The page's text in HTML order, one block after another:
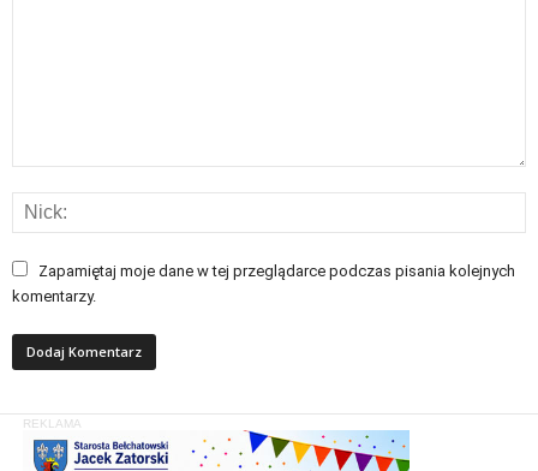
Zapamiętaj moje dane w tej przeglądarce podczas pisania kolejnych
komentarzy.
REKLAMA